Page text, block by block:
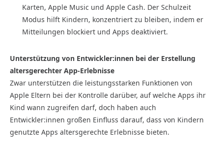
Karten, Apple Music und Apple Cash. Der Schulzeit
Modus hilft Kindern, konzentriert zu bleiben, indem er
Mitteilungen blockiert und Apps deaktiviert.
Unterstützung von Entwickler:innen bei der Erstellung
altersgerechter App-Erlebnisse
Zwar unterstützen die leistungsstarken Funktionen von
Apple Eltern bei der Kontrolle darüber, auf welche Apps ihr
Kind wann zugreifen darf, doch haben auch
Entwickler:innen großen Einfluss darauf, dass von Kindern
genutzte Apps altersgerechte Erlebnisse bieten.